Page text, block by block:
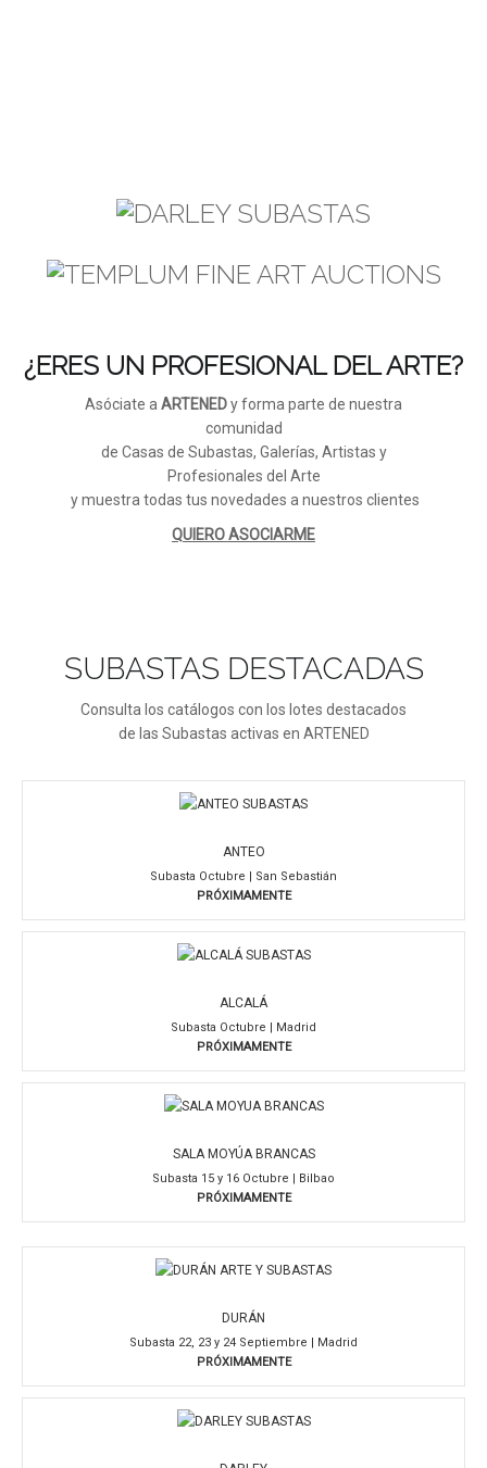
¿ERES UN PROFESIONAL DEL ARTE?
Asóciate a ARTENEDy forma parte de nuestra
comunidad
de Casas de Subastas, Galerías, Artistas y
Profesionales del Arte
y muestra todas tus novedades a nuestros clientes
QUIERO ASOCIARME
SUBASTAS DESTACADAS
Consulta los catálogos con los lotes destacados
de las Subastas activas en ARTENED
ANTEO
Subasta Octubre | San Sebastián
PRÓXIMAMENTE
ALCALÁ
Subasta Octubre | Madrid
PRÓXIMAMENTE
SALA MOYÚA BRANCAS
Subasta 15 y 16 Octubre | Bilbao
PRÓXIMAMENTE
DURÁN
Subasta 22, 23 y 24 Septiembre | Madrid
PRÓXIMAMENTE